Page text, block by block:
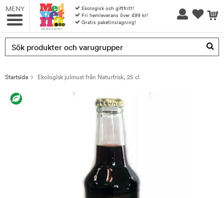
MENY
Ekologisk och giftfritt!
Fri hemleverans över 499 kr!
Gratis paketinslagning!
Produkten har blivit tillagd i varukorgen
Startsida Ekologisk julmust från Naturfrisk, 25 cl